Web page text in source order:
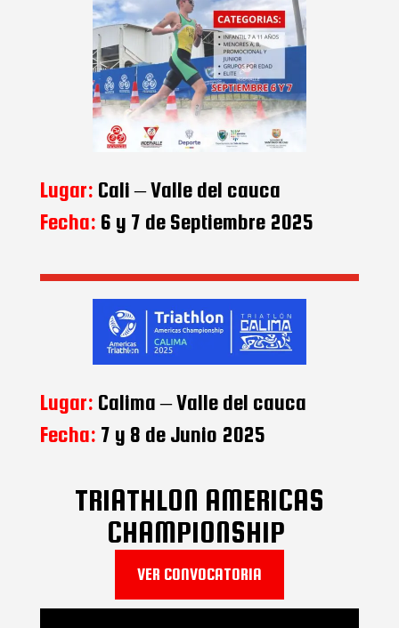
Lugar: Cali – Valle del cauca
Fecha: 6 y 7 de Septiembre 2025
Lugar: Calima – Valle del cauca
Fecha: 7 y 8 de Junio 2025
TRIATHLON AMERICAS
CHAMPIONSHIP
VER CONVOCATORIA